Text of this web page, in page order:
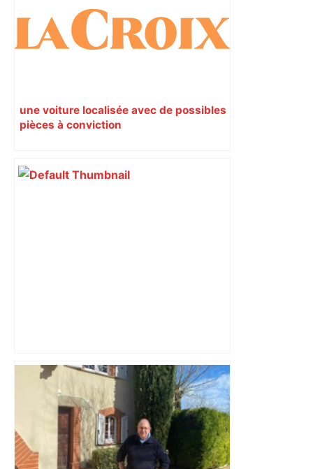
une voiture localisée avec de possibles
pièces à conviction
Municipales 2026 à Toulouse : voiture,
métro et train encombrent la campagne
électorale – – Le Mans.maville.com